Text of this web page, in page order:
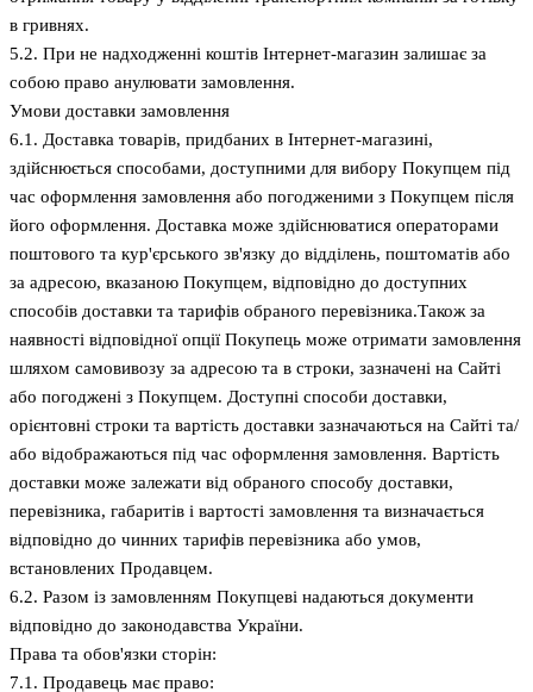
в гривнях.
5.2. При не надходженні коштів Інтернет-магазин залишає за
собою право анулювати замовлення.
Умови доставки замовлення
6.1. Доставка товарів, придбаних в Інтернет-магазині,
здійснюється способами, доступними для вибору Покупцем під
час оформлення замовлення або погодженими з Покупцем після
його оформлення. Доставка може здійснюватися операторами
поштового та кур'єрського зв'язку до відділень, поштоматів або
за адресою, вказаною Покупцем, відповідно до доступних
способів доставки та тарифів обраного перевізника.Також за
наявності відповідної опції Покупець може отримати замовлення
шляхом самовивозу за адресою та в строки, зазначені на Сайті
або погоджені з Покупцем. Доступні способи доставки,
орієнтовні строки та вартість доставки зазначаються на Сайті та/
або відображаються під час оформлення замовлення. Вартість
доставки може залежати від обраного способу доставки,
перевізника, габаритів і вартості замовлення та визначається
відповідно до чинних тарифів перевізника або умов,
встановлених Продавцем.
6.2. Разом із замовленням Покупцеві надаються документи
відповідно до законодавства України.
Права та обов'язки сторін:
7.1. Продавець має право: